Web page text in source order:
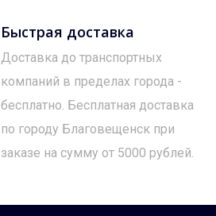
Быстрая доставка
Доставка до транспортных
компаний в пределах города -
бесплатно. Бесплатная доставка
по городу Благовещенск при
заказе на сумму от 5000 рублей.